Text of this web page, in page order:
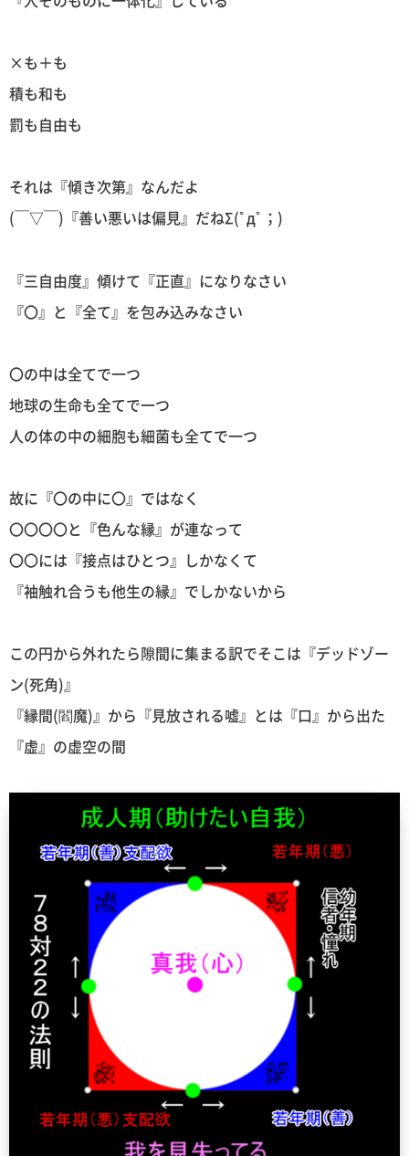
×も＋も
積も和も
罰も自由も
それは『傾き次第』なんだよ
(￣▽￣)『善い悪いは偏見』だねΣ(ﾟдﾟ；)
『三自由度』傾けて『正直』になりなさい
『〇』と『全て』を包み込みなさい
〇の中は全てで一つ
地球の生命も全てで一つ
人の体の中の細胞も細菌も全てで一つ
故に『〇の中に〇』ではなく
〇〇〇〇と『色んな縁』が連なって
〇〇には『接点はひとつ』しかなくて
『袖触れ合うも他生の縁』でしかないから
この円から外れたら隙間に集まる訳でそこは『デッドゾー
ン(死角)』
『縁間(閻魔)』から『見放される嘘』とは『口』から出た
『虚』の虚空の間